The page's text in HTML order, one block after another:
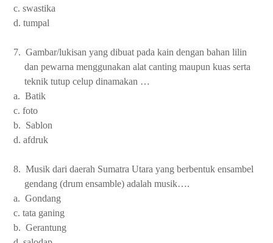
c. swastika
d. tumpal
7. Gambar/lukisan yang dibuat pada kain dengan bahan lilin
dan pewarna menggunakan alat canting maupun kuas serta
teknik tutup celup dinamakan …
a. Batik
c. foto
b. Sablon
d. afdruk
8. Musik dari daerah Sumatra Utara yang berbentuk ensambel
gendang (drum ensamble) adalah musik….
a. Gondang
c. tata ganing
b. Gerantung